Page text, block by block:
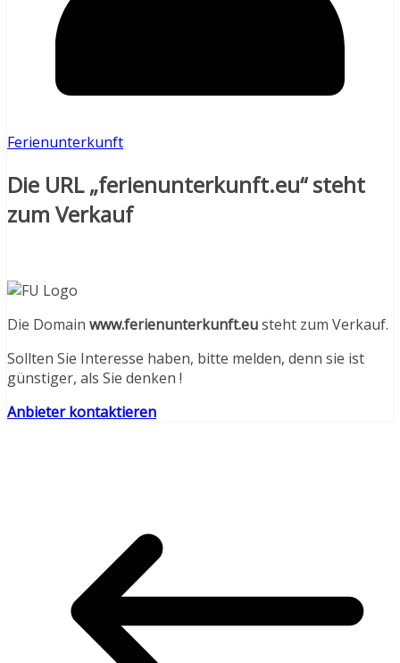
Ferienunterkunft
Die URL „ferienunterkunft.eu“ steht
zum Verkauf
Die Domain www.ferienunterkunft.eusteht zum Verkauf.
Sollten Sie Interesse haben, bitte melden, denn sie ist
günstiger, als Sie denken !
Anbieter kontaktieren